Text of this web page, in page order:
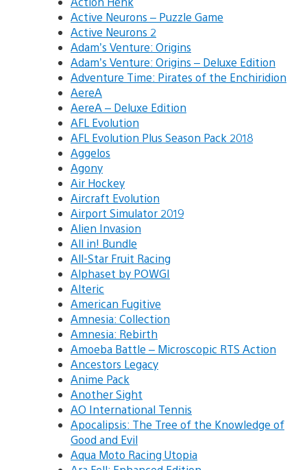
Active Neurons – Puzzle Game
Active Neurons 2
Adam’s Venture: Origins
Adam’s Venture: Origins – Deluxe Edition
Adventure Time: Pirates of the Enchiridion
AereA
AereA – Deluxe Edition
AFL Evolution
AFL Evolution Plus Season Pack 2018
Aggelos
Agony
Air Hockey
Aircraft Evolution
Airport Simulator 2019
Alien Invasion
All in! Bundle
All-Star Fruit Racing
Alphaset by POWGI
Alteric
American Fugitive
Amnesia: Collection
Amnesia: Rebirth
Amoeba Battle – Microscopic RTS Action
Ancestors Legacy
Anime Pack
Another Sight
AO International Tennis
Apocalipsis: The Tree of the Knowledge of
Good and Evil
Aqua Moto Racing Utopia